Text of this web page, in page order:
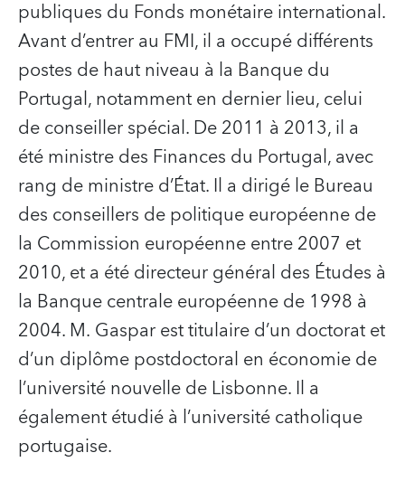
publiques du Fonds monétaire international.
Avant d’entrer au FMI, il a occupé différents
postes de haut niveau à la Banque du
Portugal, notamment en dernier lieu, celui
de conseiller spécial. De 2011 à 2013, il a
été ministre des Finances du Portugal, avec
rang de ministre d’État. Il a dirigé le Bureau
des conseillers de politique européenne de
la Commission européenne entre 2007 et
2010, et a été directeur général des Études à
la Banque centrale européenne de 1998 à
2004. M. Gaspar est titulaire d’un doctorat et
d’un diplôme postdoctoral en économie de
l’université nouvelle de Lisbonne. Il a
également étudié à l’université catholique
portugaise.